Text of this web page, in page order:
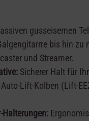
gusseisernen
bis hin zu
und Streamer.
Sicherer Halt für
Lift-Kolben (Lift-